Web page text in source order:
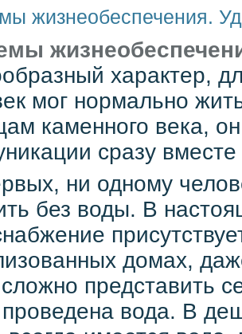
жизнеобеспечения.
характер,
мог нормально
каменного века,
сразу
ни одному
без воды. В
домах,
представить
вода. В